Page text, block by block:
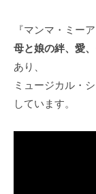
『マンマ・ミーア
母と娘の絆、愛
あり、
ミュージカル・
しています。